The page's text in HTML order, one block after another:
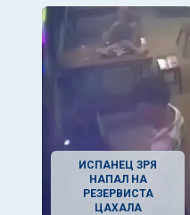
ИСПАНЕЦ ЗРЯ
НАПАЛ НА
РЕЗЕРВИСТА
ЦАХАЛА